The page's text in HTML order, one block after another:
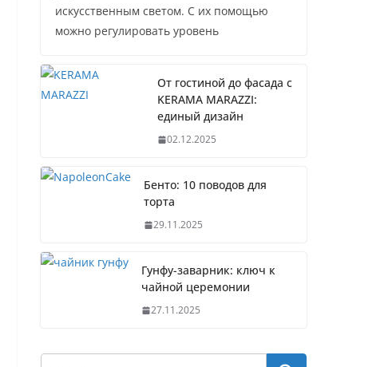
искусственным светом. С их помощью
можно регулировать уровень
От гостиной до фасада с
KERAMA MARAZZI:
единый дизайн
02.12.2025
Бенто: 10 поводов для
торта
29.11.2025
Гунфу-заварник: ключ к
чайной церемонии
27.11.2025